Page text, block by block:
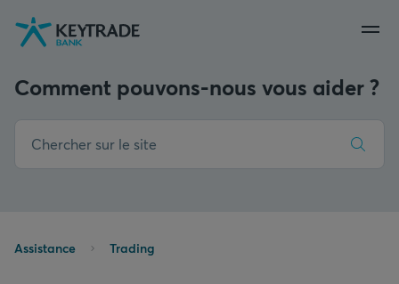
Aller
navigation
Aller
connexion
Aller
au
Comment pouvons-nous vous aider ?
Assistance Trading